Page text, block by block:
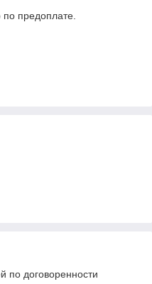
по предоплате.
по договоренности